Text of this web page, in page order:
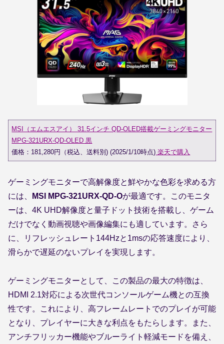
MSI（エムエスアイ） 31.5インチ QD-OLED搭載ゲーミングモニター
MPG-321URX-QD-OLED 黒
価格：181,280円（税込、送料別) (2025/1/10時点) 楽天で購入
ゲーミングモニターで高解像度と鮮やかな色彩を求める方
には、
MSI MPG-321URX-QD-Oが最適です。このモニタ
ーは、4K UHD解像度と量子ドット技術を搭載し、ゲーム
だけでなく動画視聴や画像編集にも適しています。さら
に、リフレッシュレート144Hzと1msの応答速度により、
滑らかで遅延のないプレイを実現します。
ゲーミングモニターとして、この製品の最大の特徴は、
HDMI 2.1対応による次世代コンソールゲーム機との互換
性です。これにより、高フレームレートでのプレイが可能
となり、プレイヤーに大きな利点をもたらします。また、
アンチフリッカー機能やブルーライト軽減モードを備え、